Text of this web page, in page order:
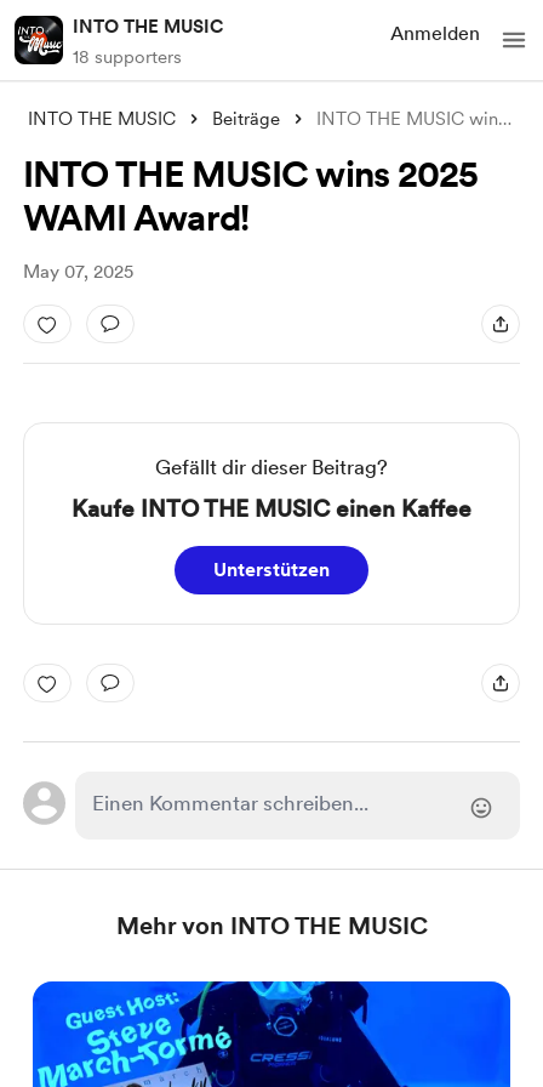
INTO THE MUSIC
18 supporters
Anmelden
INTO THE MUSIC Beiträge INTO THE MUSIC wins 2025 WAMI Award!
INTO THE MUSIC wins 2025
WAMI Award!
May 07, 2025
Gefällt dir dieser Beitrag?
Kaufe INTO THE MUSIC einen Kaffee
Unterstützen
Mehr von INTO THE MUSIC